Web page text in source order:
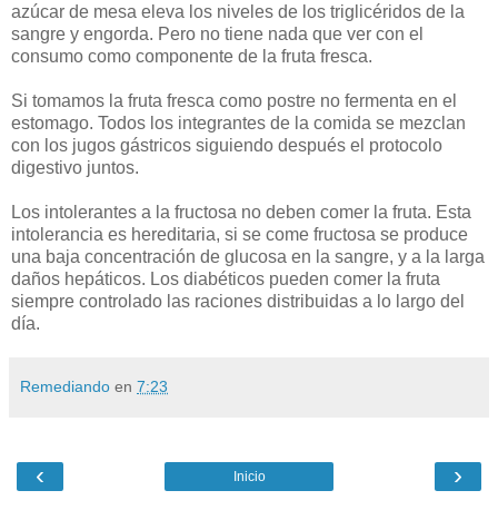
azúcar de mesa eleva los niveles de los triglicéridos de la
sangre y engorda. Pero no tiene nada que ver con el
consumo como componente de la fruta fresca.
Si tomamos la fruta fresca como postre no fermenta en el
estomago. Todos los integrantes de la comida se mezclan
con los jugos gástricos siguiendo después el protocolo
digestivo juntos.
Los intolerantes a la fructosa no deben comer la fruta. Esta
intolerancia es hereditaria, si se come fructosa se produce
una baja concentración de glucosa en la sangre, y a la larga
daños hepáticos. Los diabéticos pueden comer la fruta
siempre controlado las raciones distribuidas a lo largo del
día.
Remediando en 7:23
‹ ›
Inicio